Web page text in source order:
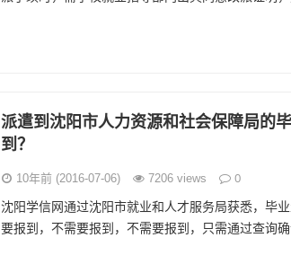
派遣到沈阳市人力资源和社会保障局的
到？
10年前 (2016-07-06) 7206 views 0
沈阳学信网通过沈阳市就业和人才服务局获悉，毕
要报到，不需要报到，不需要报到，只需通过查询